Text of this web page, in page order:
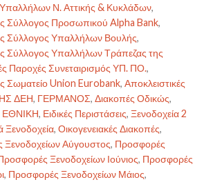
Ν. Αττικής & Κυκλάδων,
Σύλλογος Προσωπικού Alpha Bank,
Σύλλογος Υπαλλήλων Βουλής,
Σύλλογος Υπαλλήλων Τράπεζας της
Παροχές Συνεταιρισμός ΥΠ. ΠΟ.,
Σωματείο Union Eurobank, Αποκλειστικές
ΔΕΗ, ΓΕΡΜΑΝΟΣ, Διακοπές Οδικώς,
ΕΘΝΙΚΗ, Ειδικές Περιστάσεις, Ξενοδοχεία 2
Ξενοδοχεία, Οικογενειακές Διακοπές,
Αύγουστος, Προσφορές
Ξενοδοχείων Ιούνιος, Προσφορές
, Προσφορές Ξενοδοχείων Μάιος,